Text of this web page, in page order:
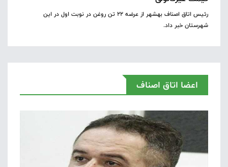
رئیس اتاق اصناف بهشهر از عرضه ٢٢ تن روغن در نوبت اول در این
شهرستان خبر داد.
اعضا اتاق اصناف